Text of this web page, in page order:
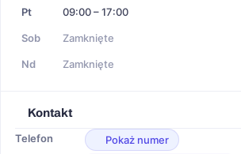
Pt 09:00 – 17:00
Sob Zamknięte
Nd Zamknięte
Kontakt
Telefon
Pokaż numer